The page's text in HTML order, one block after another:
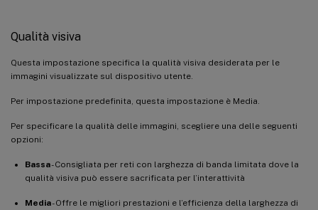
Qualità visiva
Questa impostazione specifica la qualità visiva desiderata per le
immagini visualizzate sul dispositivo utente.
Per impostazione predefinita, questa impostazione è Media.
Per specificare la qualità delle immagini, scegliere una delle seguenti
opzioni:
Bassa- Consigliata per reti con larghezza di banda limitata dove la
qualità visiva può essere sacrificata per l’interattività
Media- Offre le migliori prestazioni e l’efficienza della larghezza di